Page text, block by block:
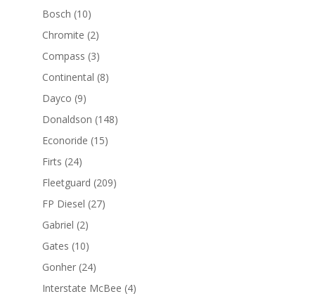
productos
Bosch 1010
productos
Chromite 22
productos
Compass 33
productos
Continental 88
Dayco 99
productos
Donaldson 148148
Econoride 1515
Firts 2424
productos
Fleetguard 209209
FP Diesel 2727
Gabriel 22
productos
Gates 1010
productos
Gonher 2424
productos
Interstate McBee 44